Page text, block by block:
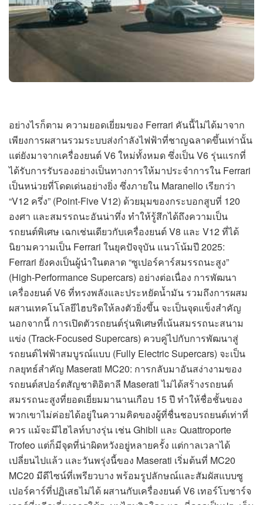
อย่างไรก็ตาม ความยอดเยี่ยมของ Ferrari คันนี้ไม่ได้มาจาก
เพียงการผสานรวมระบบส่งกำลังไฟฟ้าที่ชาญฉลาดขึ้นเท่านั้น
แต่ยังมาจากเครื่องยนต์ V6 ใหม่ทั้งหมด ซึ่งเป็น V6 รุ่นแรกที่
ได้รับการรับรองอย่างเป็นทางการให้มาประจำการใน Ferrari
เป็นหน่วยที่โดดเด่นอย่างยิ่ง ซึ่งภายใน Maranello เรียกว่า
“V12 ครึ่ง” (Point-Five V12) ด้วยมุมของกระบอกสูบที่ 120
องศา และสมรรถนะอันน่าทึ่ง ทำให้รู้สึกได้ถึงความเป็น
รถยนต์พิเศษ เฉกเช่นเดียวกับเครื่องยนต์ V8 และ V12 ที่ได้
นิยามความเป็น Ferrari ในยุคปัจจุบัน แนวโน้มปี 2025:
Ferrari ยังคงเป็นผู้นำในตลาด “ซูเปอร์คาร์สมรรถนะสูง”
(High-Performance Supercars) อย่างต่อเนื่อง การพัฒนา
เครื่องยนต์ V6 ที่ทรงพลังและประหยัดน้ำมัน รวมถึงการผสม
ผสานเทคโนโลยีไฮบริดให้ลงตัวยิ่งขึ้น จะเป็นจุดแข็งสำคัญ
นอกจากนี้ การเปิดตัวรถยนต์รุ่นพิเศษที่เน้นสมรรถนะสนาม
แข่ง (Track-Focused Supercars) ควบคู่ไปกับการพัฒนาสู่
รถยนต์ไฟฟ้าสมบูรณ์แบบ (Fully Electric Supercars) จะเป็น
กลยุทธ์สำคัญ Maserati MC20: การกลับมาอันสง่างามของ
รถยนต์สปอร์ตสัญชาติอิตาลี Maserati ไม่ได้สร้างรถยนต์
สมรรถนะสูงที่ยอดเยี่ยมมานานเกือบ 15 ปี ทำให้ชื่อชั้นของ
พวกเขาไม่ค่อยได้อยู่ในความคิดของผู้ที่ชื่นชอบรถยนต์เท่าที่
ควร แม้จะมีไฮไลท์บางรุ่น เช่น Ghibli และ Quattroporte
Trofeo แต่ก็มีจุดที่น่าผิดหวังอยู่หลายครั้ง แต่กาลเวลาได้
เปลี่ยนไปแล้ว และวันพรุ่งนี้ของ Maserati เริ่มต้นที่ MC20
MC20 มีดีไซน์ที่เพรียวบาง พร้อมรูปลักษณ์และสัมผัสแบบซู
เปอร์คาร์ที่ปฏิเสธไม่ได้ ผสานกับเครื่องยนต์ V6 เทอร์โบชาร์จ